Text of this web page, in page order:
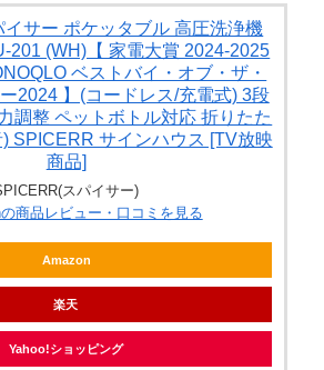
イサー ポケッタブル 高圧洗浄機
201 (WH)【 家電大賞 2024-2025
ベストバイ・オブ・ザ・
2024 】(コードレス/充電式) 3段
調整 ペットボトル対応 折りたた
SPICERR サインハウス [TV放映
商品]
スパイサー)
商品レビュー・口コミを見る
Amazon
楽天
Yahoo!ショッピング